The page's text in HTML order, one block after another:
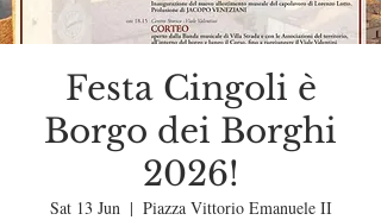
Festa Cingoli è
Borgo dei Borghi
2026!
Sat 13 Jun
  |
Piazza Vittorio Emanuele II